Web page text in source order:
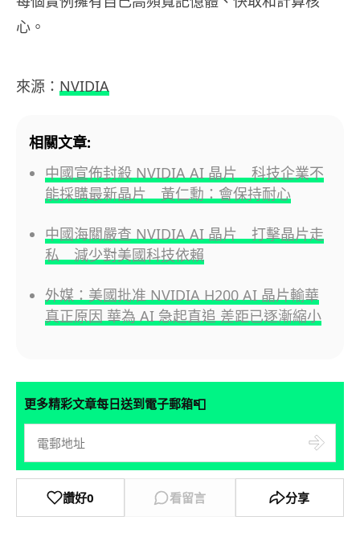
心。
來源： NVIDIA
相關文章:
中國宣佈封殺 NVIDIA AI 晶片 科技企業不
能採購最新晶片 黃仁勳：會保持耐心
中國海關嚴查 NVIDIA AI 晶片 打擊晶片走
私 減少對美國科技依賴
外媒：美國批准 NVIDIA H200 AI 晶片輸華
真正原因 華為 AI 急起直追 差距已逐漸縮小
更多精彩文章每日送到電子郵箱📮
讚好0 看留言 分享